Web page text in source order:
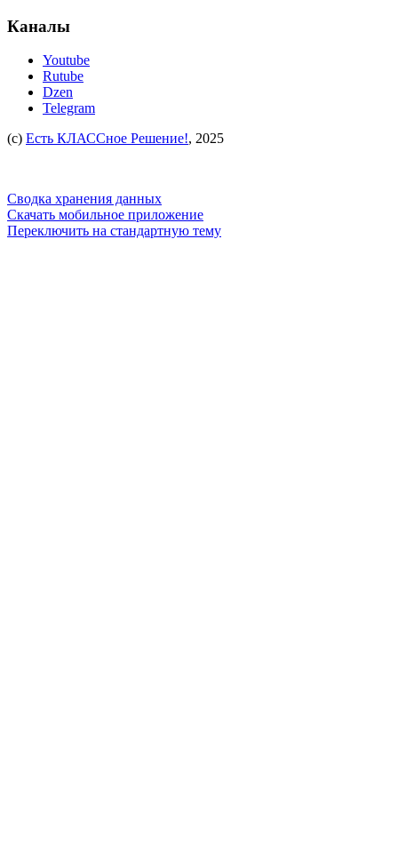
Каналы
Youtube
Rutube
Dzen
Telegram
(c) Есть КЛАССное Решение!, 2025
Сводка хранения данных
Скачать мобильное приложение
Переключить на стандартную тему